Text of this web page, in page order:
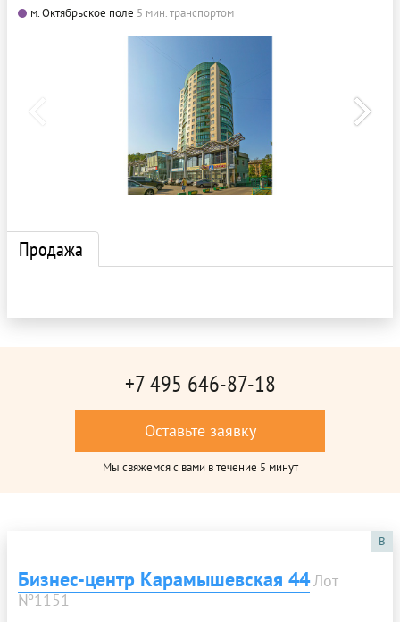
м. Октябрьское поле 5 мин. транспортом
Продажа
+7 495 646-87-18
Оставьте заявку
Мы свяжемся с вами в течение 5 минут
B
Бизнес-центр Карамышевская 44Лот
№1151